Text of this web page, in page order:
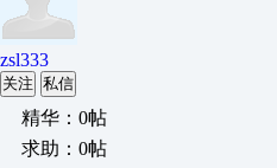
zsl333
关注 私信
精华：0帖
求助：0帖